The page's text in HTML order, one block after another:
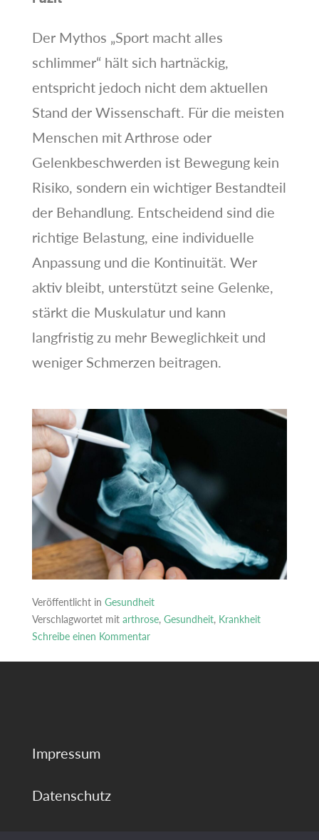
Der Mythos „Sport macht alles
schlimmer“ hält sich hartnäckig,
entspricht jedoch nicht dem aktuellen
Stand der Wissenschaft. Für die meisten
Menschen mit Arthrose oder
Gelenkbeschwerden ist Bewegung kein
Risiko, sondern ein wichtiger Bestandteil
der Behandlung. Entscheidend sind die
richtige Belastung, eine individuelle
Anpassung und die Kontinuität. Wer
aktiv bleibt, unterstützt seine Gelenke,
stärkt die Muskulatur und kann
langfristig zu mehr Beweglichkeit und
weniger Schmerzen beitragen.
Veröffentlicht in Gesundheit
Verschlagwortet mit arthrose, Gesundheit, Krankheit
Schreibe einen Kommentar
alles
Impressum
Datenschutz